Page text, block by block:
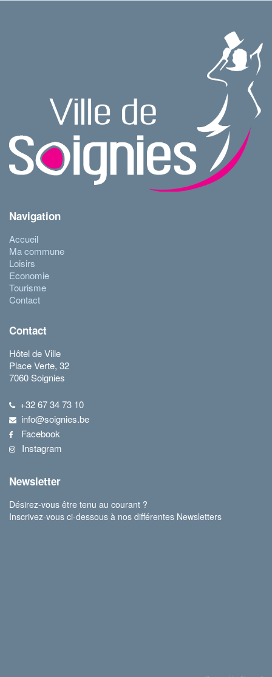
Navigation
Accueil
Ma commune
Loisirs
Economie
Tourisme
Contact
Contact
Hôtel de Ville
Place Verte, 32
7060 Soignies
+32 67 34 73 10
info@soignies.be
Facebook
Instagram
Newsletter
Désirez-vous être tenu au courant ?
Inscrivez-vous ci-dessous à nos différentes Newsletters